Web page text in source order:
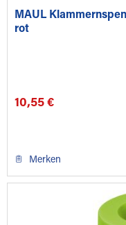
MAUL
rot
10,55 €
Merken